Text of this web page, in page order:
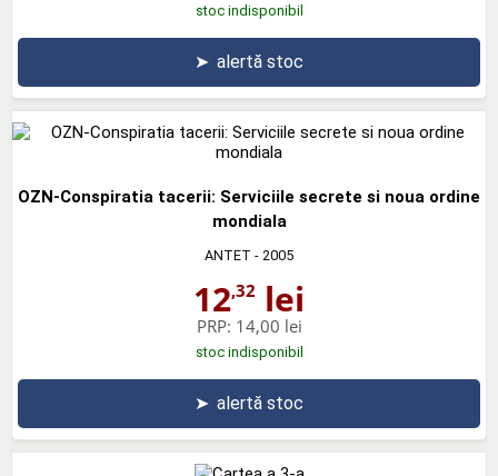
stoc indisponibil
➤ alertă stoc
OZN-Conspiratia tacerii: Serviciile secrete si noua ordine
mondiala
ANTET - 2005
12,32 lei
PRP: 14,00 lei
stoc indisponibil
➤ alertă stoc